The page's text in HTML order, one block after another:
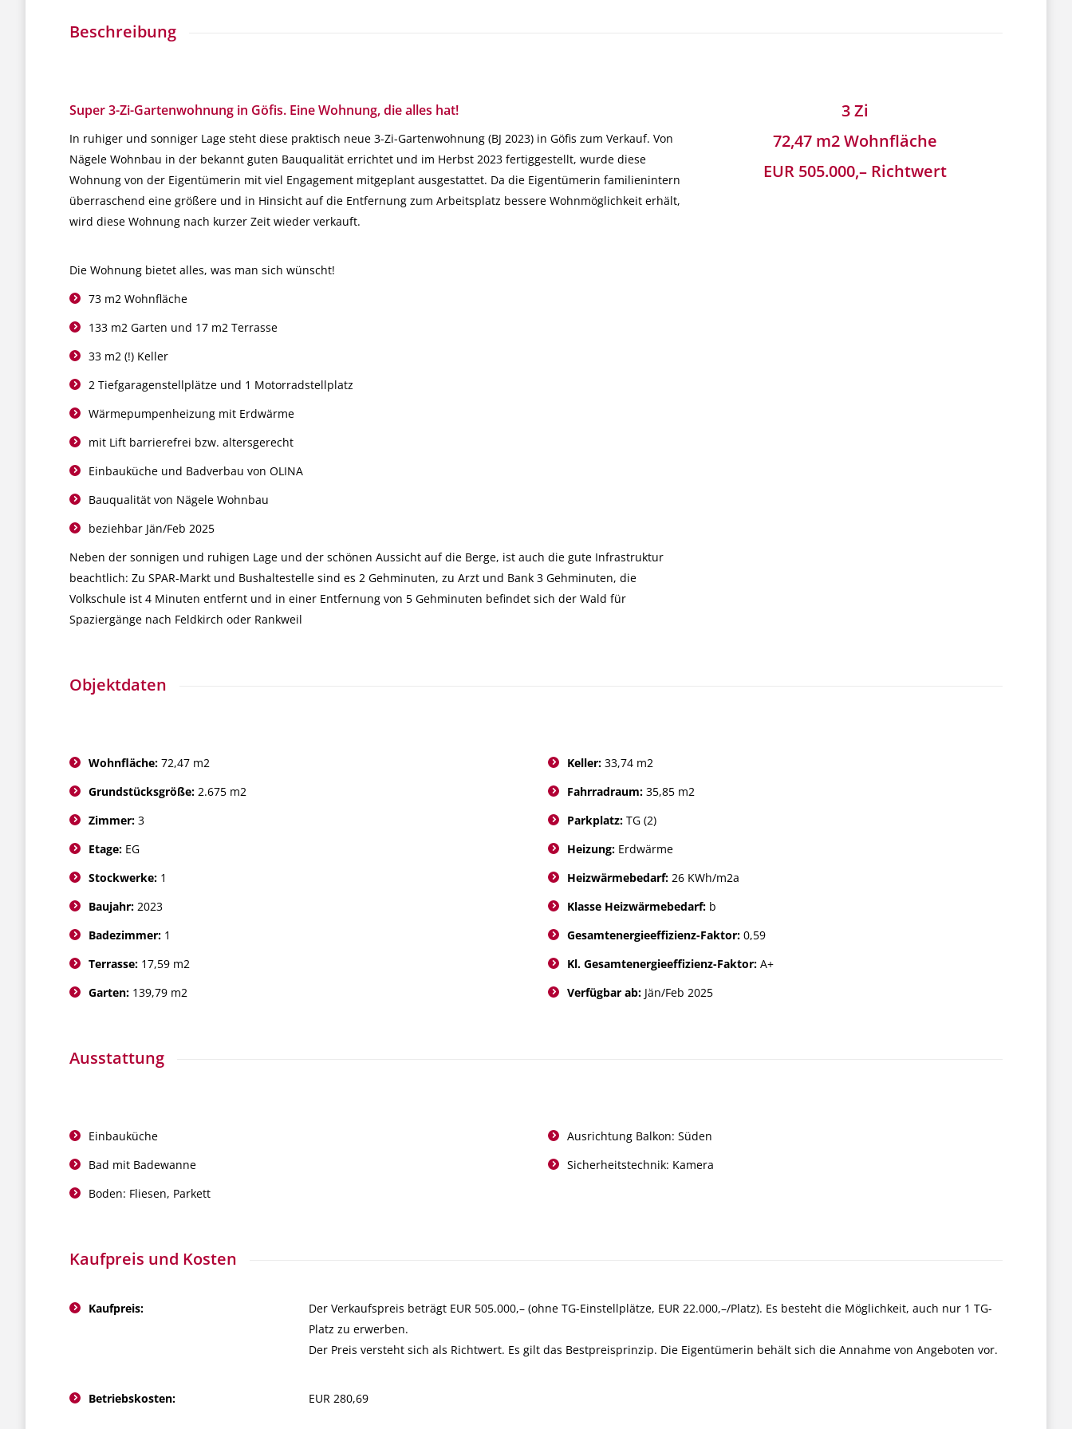
Beschreibung
Super 3-Zi-Gartenwohnung in Göfis. Eine Wohnung, die alles hat!
In ruhiger und sonniger Lage steht diese praktisch neue 3-Zi-Gartenwohnung (BJ 2023) in Göfis zum Verkauf. Von
Nägele Wohnbau in der bekannt guten Bauqualität errichtet und im Herbst 2023 fertiggestellt, wurde diese
Wohnung von der Eigentümerin mit viel Engagement mitgeplant ausgestattet. Da die Eigentümerin familienintern
überraschend eine größere und in Hinsicht auf die Entfernung zum Arbeitsplatz bessere Wohnmöglichkeit erhält,
wird diese Wohnung nach kurzer Zeit wieder verkauft.
Die Wohnung bietet alles, was man sich wünscht!
73 m2 Wohnfläche
133 m2 Garten und 17 m2 Terrasse
33 m2 (!) Keller
2 Tiefgaragenstellplätze und 1 Motorradstellplatz
Wärmepumpenheizung mit Erdwärme
mit Lift barrierefrei bzw. altersgerecht
Einbauküche und Badverbau von OLINA
Bauqualität von Nägele Wohnbau
beziehbar Jän/Feb 2025
Neben der sonnigen und ruhigen Lage und der schönen Aussicht auf die Berge, ist auch die gute Infrastruktur
beachtlich: Zu SPAR-Markt und Bushaltestelle sind es 2 Gehminuten, zu Arzt und Bank 3 Gehminuten, die
Volkschule ist 4 Minuten entfernt und in einer Entfernung von 5 Gehminuten befindet sich der Wald für
Spaziergänge nach Feldkirch oder Rankweil
3 Zi
72,47 m2 Wohnfläche
EUR 505.000,– Richtwert
Objektdaten
Wohnfläche: 72,47 m2
Grundstücksgröße: 2.675 m2
Zimmer: 3
Etage: EG
Stockwerke: 1
Baujahr: 2023
Badezimmer: 1
Terrasse: 17,59 m2
Garten: 139,79 m2
Keller: 33,74 m2
Fahrradraum: 35,85 m2
Parkplatz: TG (2)
Heizung: Erdwärme
Heizwärmebedarf: 26 KWh/m2a
Klasse Heizwärmebedarf: b
Gesamtenergieeffizienz-Faktor: 0,59
Kl. Gesamtenergieeffizienz-Faktor: A+
Verfügbar ab: Jän/Feb 2025
Ausstattung
Einbauküche
Bad mit Badewanne
Boden: Fliesen, Parkett
Ausrichtung Balkon: Süden
Sicherheitstechnik: Kamera
Kaufpreis und Kosten
Kaufpreis:
Der Verkaufspreis beträgt EUR 505.000,– (ohne TG-Einstellplätze, EUR 22.000,–/Platz). Es besteht die Möglichkeit, auch nur 1 TG-
Platz zu erwerben.
Der Preis versteht sich als Richtwert. Es gilt das Bestpreisprinzip. Die Eigentümerin behält sich die Annahme von Angeboten vor.
Betriebskosten: EUR 280,69